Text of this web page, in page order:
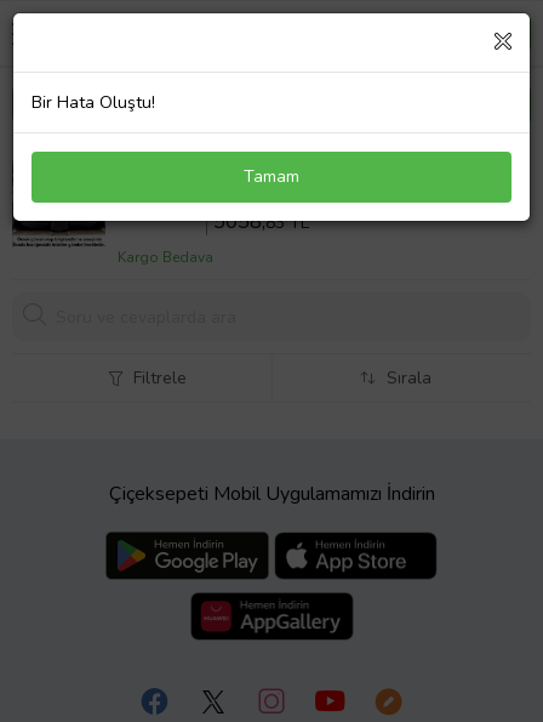
Opel Mokka 2020 Sonrası 5D Havuzlu Karbon
Dizayn Paspas SetiSepette %18 İndirim
5058,83 TL
Kargo Bedava
Filtrele Sırala
Çiçeksepeti Mobil Uygulamamızı İndirin
Bir Hata Oluştu!
Tamam